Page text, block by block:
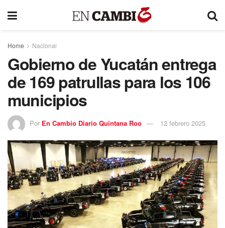
Home Nacional
Gobierno de Yucatán entrega
de 169 patrullas para los 106
municipios
Por En Cambio Diario Quintana Roo 12 febrero 2025